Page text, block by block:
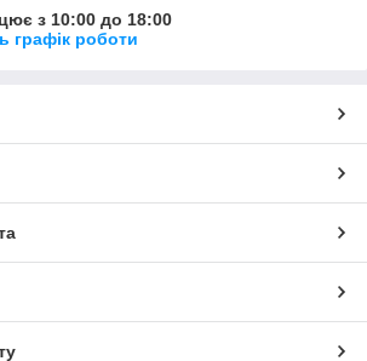
з 10:00 до 18:00
графік роботи